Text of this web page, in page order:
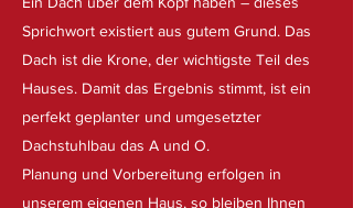
Sprichwort existiert aus gutem Grund. Das
Dach ist die Krone, der wichtigste Teil des
Hauses. Damit das Ergebnis stimmt, ist ein
perfekt geplanter und umgesetzter
Dachstuhlbau das A und O.
Planung und Vorbereitung erfolgen in
unserem eigenen Haus, so bleiben Ihnen